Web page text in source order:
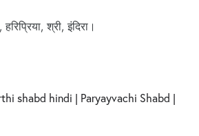
श्री, इंदिरा।
shabd hindi | Paryayvachi Shabd |